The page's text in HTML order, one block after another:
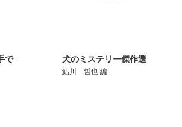
で 犬のミステリー傑作選
鮎川 哲也 編